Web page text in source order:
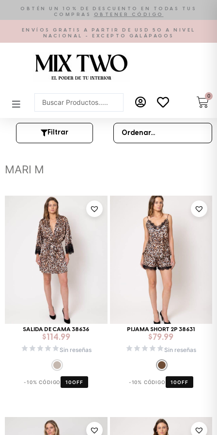
contenido
OBTÉN UN 10% DE DESCUENTO EN TODAS TUS
COMPRAS
OBTENER CÓDIGO
ENVÍOS GRATIS A PARTIR DE USD 50 A NIVEL
NACIONAL - EXCEPTO GALÁPAGOS
Search
...
0
Filtrar
MARI M
SALIDA DE CAMA 38636
$ 114.99
Sin reseñas
-10% CÓDIGO 10OFF
PIJAMA SHORT 2P 38631
$79.99
Sin reseñas
-10% CÓDIGO 10OFF